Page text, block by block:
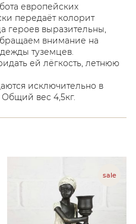
европейских
передаёт колорит
героев выразительны,
внимание на
туземцев.
ей лёгкость, летнюю
исключительно в
Общий вес 4,5кг.